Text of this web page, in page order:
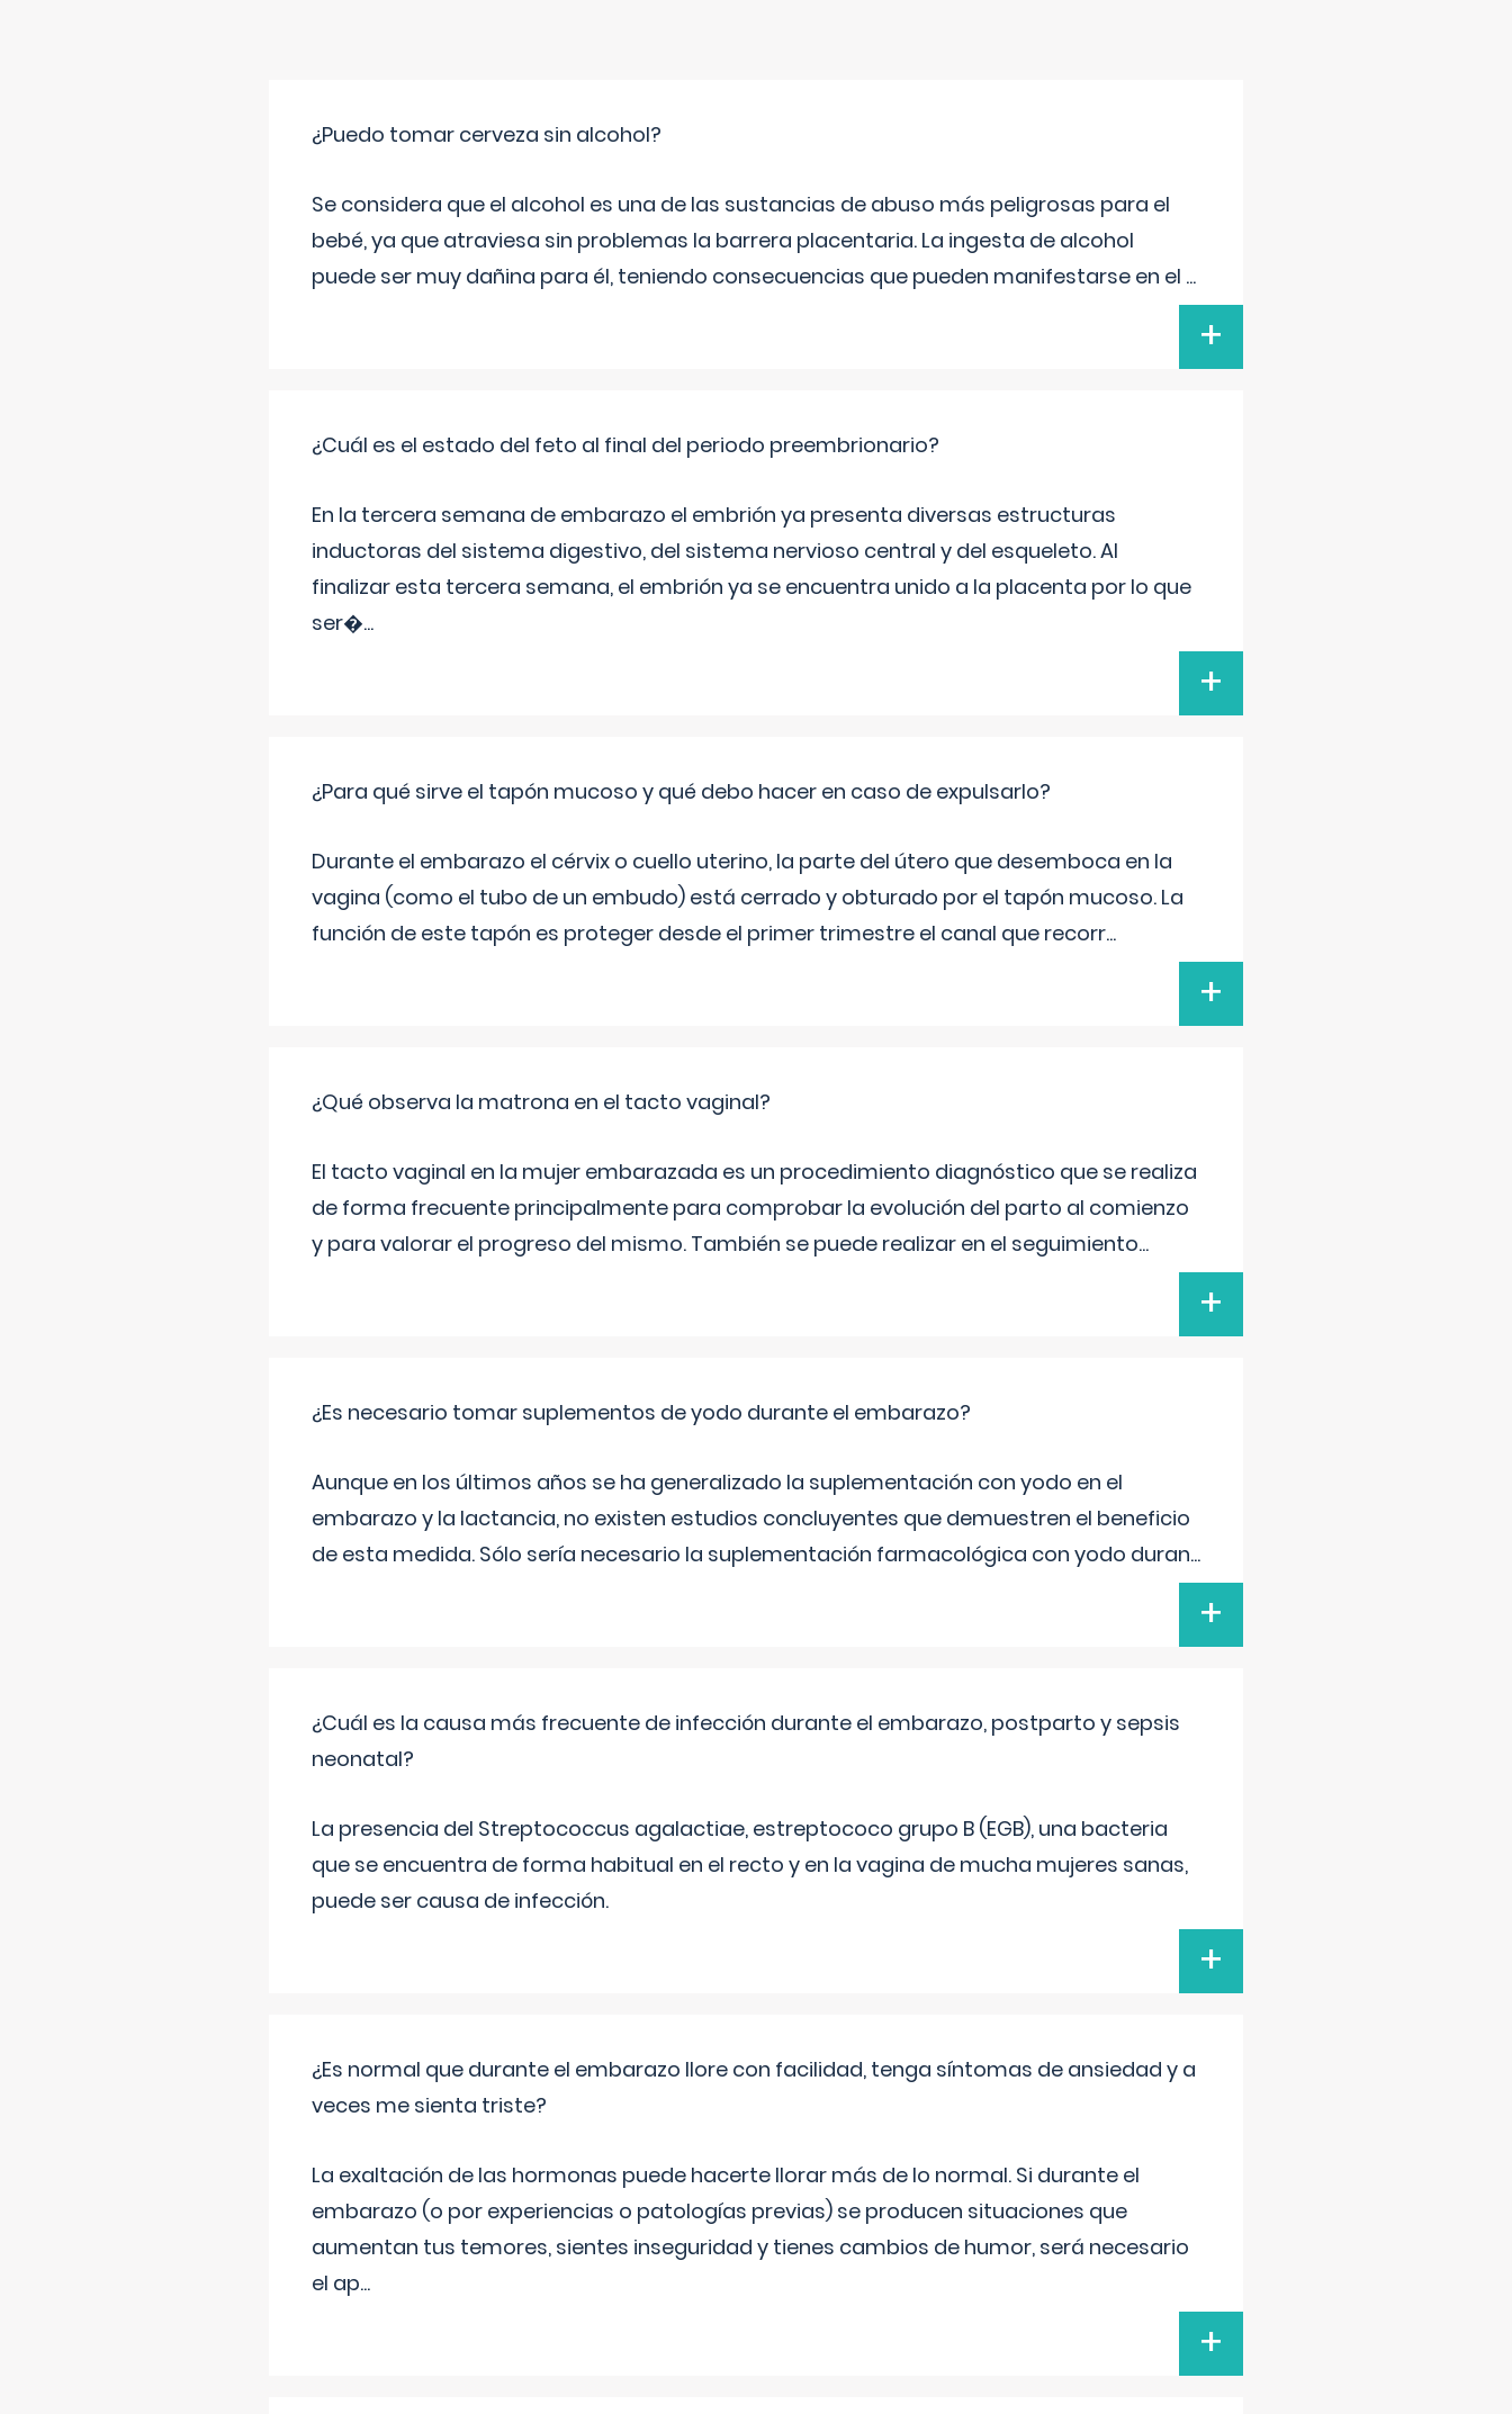
¿Puedo tomar cerveza sin alcohol?
Se considera que el alcohol es una de las sustancias de abuso más peligrosas para el
bebé, ya que atraviesa sin problemas la barrera placentaria. La ingesta de alcohol
puede ser muy dañina para él, teniendo consecuencias que pueden manifestarse en el ...
+
¿Cuál es el estado del feto al final del periodo preembrionario?
En la tercera semana de embarazo el embrión ya presenta diversas estructuras
inductoras del sistema digestivo, del sistema nervioso central y del esqueleto. Al
finalizar esta tercera semana, el embrión ya se encuentra unido a la placenta por lo que
ser�...
+
¿Para qué sirve el tapón mucoso y qué debo hacer en caso de expulsarlo?
Durante el embarazo el cérvix o cuello uterino, la parte del útero que desemboca en la
vagina (como el tubo de un embudo) está cerrado y obturado por el tapón mucoso. La
función de este tapón es proteger desde el primer trimestre el canal que recorr...
+
¿Qué observa la matrona en el tacto vaginal?
El tacto vaginal en la mujer embarazada es un procedimiento diagnóstico que se realiza
de forma frecuente principalmente para comprobar la evolución del parto al comienzo
y para valorar el progreso del mismo. También se puede realizar en el seguimiento...
+
¿Es necesario tomar suplementos de yodo durante el embarazo?
Aunque en los últimos años se ha generalizado la suplementación con yodo en el
embarazo y la lactancia, no existen estudios concluyentes que demuestren el beneficio
de esta medida. Sólo sería necesario la suplementación farmacológica con yodo duran...
+
¿Cuál es la causa más frecuente de infección durante el embarazo, postparto y sepsis
neonatal?
La presencia del Streptococcus agalactiae, estreptococo grupo B (EGB), una bacteria
que se encuentra de forma habitual en el recto y en la vagina de mucha mujeres sanas,
puede ser causa de infección.
+
¿Es normal que durante el embarazo llore con facilidad, tenga síntomas de ansiedad y a
veces me sienta triste?
La exaltación de las hormonas puede hacerte llorar más de lo normal. Si durante el
embarazo (o por experiencias o patologías previas) se producen situaciones que
aumentan tus temores, sientes inseguridad y tienes cambios de humor, será necesario
el ap...
+